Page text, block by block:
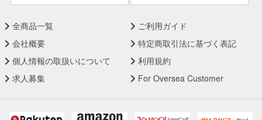
全商品一覧
ご利用ガイド
会社概要
特定商取引法に基づく表記
個人情報の取扱いについて
利用規約
求人募集
For Oversea Customer